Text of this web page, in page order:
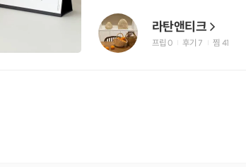
라탄앤티크
프립 0 후기 7 찜 41